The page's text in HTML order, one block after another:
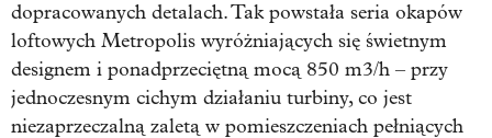
dopracowanych detalach. Tak powstała seria okapów
loftowych Metropolis wyróżniających się świetnym
designem i ponadprzeciętną mocą 850 m3/h – przy
jednoczesnym cichym działaniu turbiny, co jest
niezaprzeczalną zaletą w pomieszczeniach pełniących